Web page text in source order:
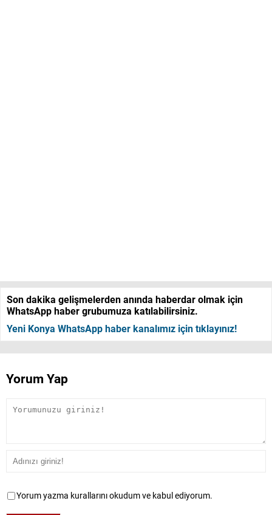
Son dakika gelişmelerden anında haberdar olmak için
WhatsApp haber grubumuza katılabilirsiniz.
Yeni Konya WhatsApp haber kanalımız için tıklayınız!
Yorum Yap
Yorum yazma kurallarını okudum ve kabul ediyorum.